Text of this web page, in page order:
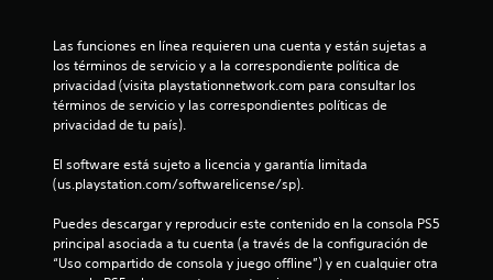
u
n
a
Las funciones en línea requieren una cuenta y están sujetas a
los términos de servicio y a la correspondiente política de
privacidad (visita playstationnetwork.com para consultar los
términos de servicio y las correspondientes políticas de
privacidad de tu país).
El software está sujeto a licencia y garantía limitada
(us.playstation.com/softwarelicense/sp).
Puedes descargar y reproducir este contenido en la consola PS5
principal asociada a tu cuenta (a través de la configuración de
“Uso compartido de consola y juego offline”) y en cualquier otra